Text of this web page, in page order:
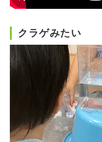
クラゲみたい